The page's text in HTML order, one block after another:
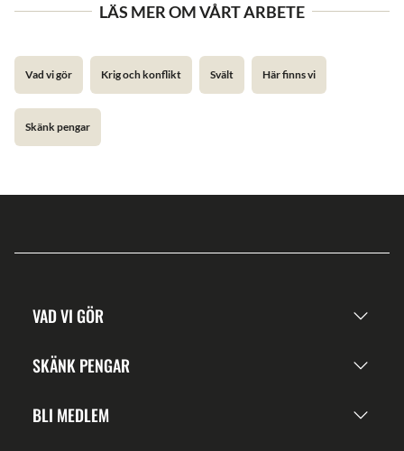
LÄS MER OM VÅRT ARBETE
Vad vi gör Krig och konflikt Svält Här finns vi
Skänk pengar
VAD VI GÖR
SKÄNK PENGAR
BLI MEDLEM